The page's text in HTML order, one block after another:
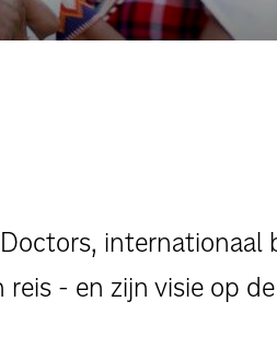
internationaal
- en zijn visie op